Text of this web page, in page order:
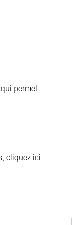
permet
cliquez ici